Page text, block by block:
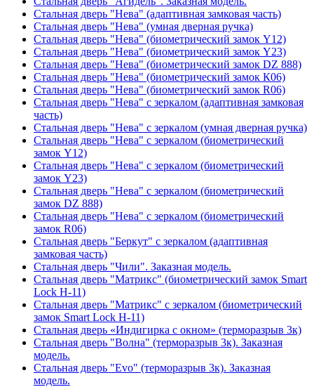
Стальная дверь "Нева" (адаптивная замковая часть)
Стальная дверь "Нева" (умная дверная ручка)
Стальная дверь "Нева" (биометрический замок Y12)
Стальная дверь "Нева" (биометрический замок Y23)
Стальная дверь "Нева" (биометрический замок DZ 888)
Стальная дверь "Нева" (биометрический замок К06)
Стальная дверь "Нева" (биометрический замок R06)
Стальная дверь "Нева" с зеркалом (адаптивная замковая
часть)
Стальная дверь "Нева" с зеркалом (умная дверная ручка)
Стальная дверь "Нева" с зеркалом (биометрический
замок Y12)
Стальная дверь "Нева" с зеркалом (биометрический
замок Y23)
Стальная дверь "Нева" с зеркалом (биометрический
замок DZ 888)
Стальная дверь "Нева" с зеркалом (биометрический
замок R06)
Стальная дверь "Беркут" с зеркалом (адаптивная
замковая часть)
Стальная дверь "Чили". Заказная модель.
Стальная дверь "Матрикс" (биометрический замок Smart
Lock H-11)
Стальная дверь "Матрикс" с зеркалом (биометрический
замок Smart Lock H-11)
Стальная дверь «Индигирка с окном» (терморазрыв 3к)
Стальная дверь "Волна" (терморазрыв 3к). Заказная
модель.
Стальная дверь "Evo" (терморазрыв 3к). Заказная
модель.